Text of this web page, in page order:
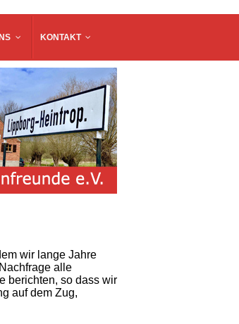
KONTAKT
wir lange Jahre
alle
berichten, so dass wir
auf dem Zug,